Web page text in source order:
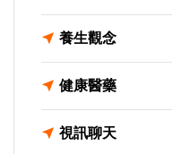
養生觀念
健康醫藥
視訊聊天